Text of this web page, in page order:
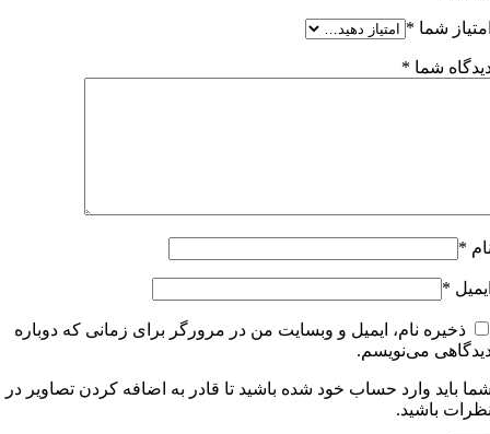
شما *
شما *
*
*
ذخیره نام، ایمیل و وبسایت من در مرورگر برای زمانی که دوباره
می‌نویسم.
باید وارد حساب خود شده باشید تا قادر به اضافه کردن تصاویر در
باشید.